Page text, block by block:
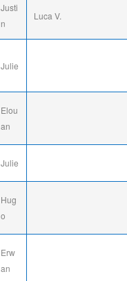
Justi
n
Luca V.
Julie
Elou
an
Julie
Hug
o
Erw
an